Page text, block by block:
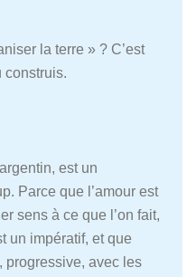
la terre » ? C’est
construis.
est un
Parce que l’amour est
sens à ce que l’on fait,
un impératif, et que
progressive, avec les